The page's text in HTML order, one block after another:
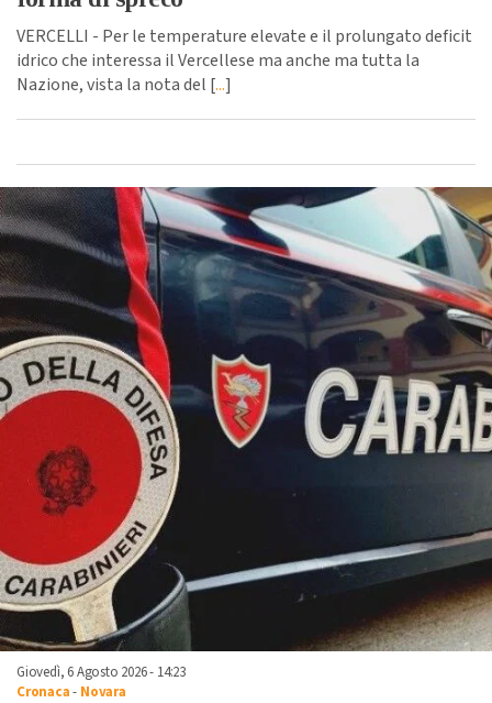
VERCELLI - Per le temperature elevate e il prolungato deficit
idrico che interessa il Vercellese ma anche ma tutta la
Nazione, vista la nota del [...]
Giovedì, 6 Agosto 2026 - 14:23
Cronaca- Novara